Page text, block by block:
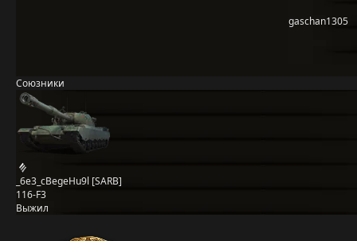
gaschan1305
Союзники
_6e3_cBegeHu9l [SARB]
116-F3
Выжил